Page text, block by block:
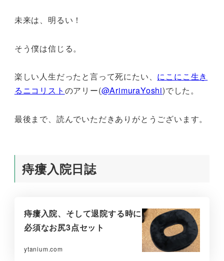
未来は、明るい！
そう僕は信じる。
楽しい人生だったと言って死にたい、 にこにこ生き
るニコリスト のアリー(@ArimuraYoshi)でした。
最後まで、読んでいただきありがとうございます。
痔瘻入院日誌
痔瘻入院、そして退院する時に
必須なお尻3点セット
ytanium.com